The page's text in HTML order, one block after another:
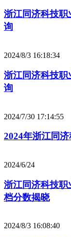
浙江同济科技职
询
2024/8/3 16:18:34
浙江同济科技职
询
2024/7/30 17:14:55
2024年浙江同
2024/6/24
浙江同济科技职
档分数揭晓
2024/8/3 16:08:40